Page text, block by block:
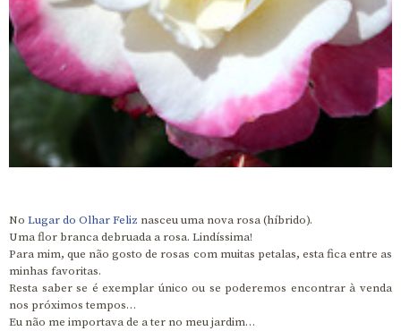
No Lugar do Olhar Feliz nasceu uma nova rosa (híbrido).
Uma flor branca debruada a rosa. Lindíssima!
Para mim, que não gosto de rosas com muitas petalas, esta fica entre as
minhas favoritas.
Resta saber se é exemplar único ou se poderemos encontrar à venda
nos próximos tempos…
Eu não me importava de a ter no meu jardim…